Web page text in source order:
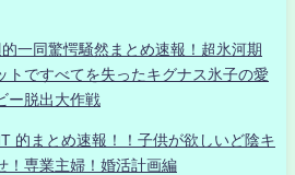
一同驚愕騒然まとめ速報！超氷河期
トですべてを失ったキグナス氷子の愛
ー脱出大作戦
的まとめ速報！！子供が欲しいど陰キ
！専業主婦！婚活計画編